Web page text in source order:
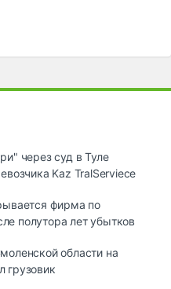
через суд в Туле
Kaz TralServiece
фирма по
полутора лет убытков
области на
грузовик